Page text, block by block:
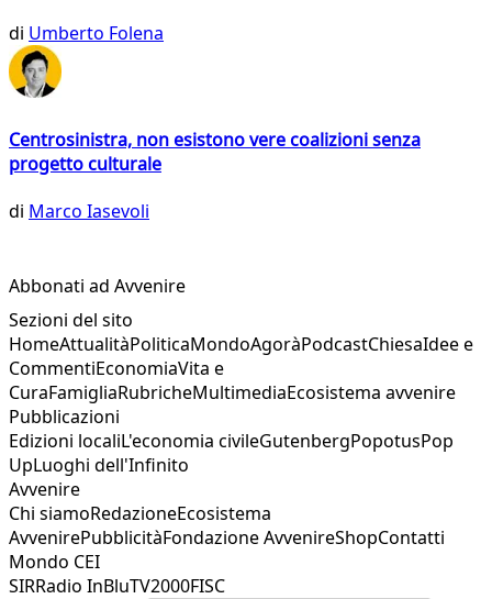
di Umberto Folena
Centrosinistra, non esistono vere coalizioni senza
progetto culturale
di Marco Iasevoli
Abbonati ad Avvenire
Sezioni del sito
HomeAttualitàPoliticaMondoAgoràPodcastChiesaIdee e
CommentiEconomiaVita e
CuraFamigliaRubricheMultimediaEcosistema avvenire
Pubblicazioni
Edizioni localiL'economia civileGutenbergPopotusPop
UpLuoghi dell'Infinito
Avvenire
Chi siamoRedazioneEcosistema
AvvenirePubblicitàFondazione AvvenireShopContatti
Mondo CEI
SIRRadio InBluTV2000FISC